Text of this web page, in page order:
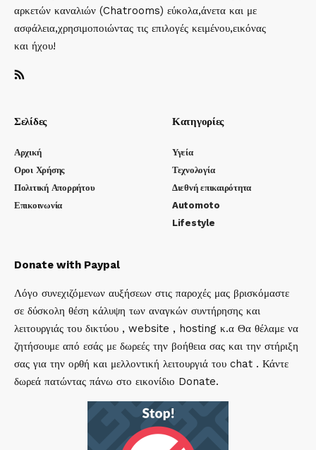
αρκετών καναλιών (Chatrooms) εύκολα,άνετα και με
ασφάλεια,χρησιμοποιώντας τις επιλογές κειμένου,εικόνας
και ήχου!
Σελίδες
Αρχική
Οροι Χρήσης
Πολιτική Απορρήτου
Επικοινωνία
Κατηγορίες
Υγεία
Τεχνολογία
Διεθνή επικαιρότητα
Automoto
Lifestyle
Donate with Paypal
Λόγο συνεχιζόμενων αυξήσεων στις παροχές μας βρισκόμαστε
σε δύσκολη θέση κάλυψη των αναγκών συντήρησης και
λειτουργιάς του δικτύου , website , hosting κ.α Θα θέλαμε να
ζητήσουμε από εσάς με δωρεές την βοήθεια σας και την στήριξη
σας για την ορθή και μελλοντική λειτουργιά του chat . Κάντε
δωρεά πατώντας πάνω στο εικονίδιο Donate.